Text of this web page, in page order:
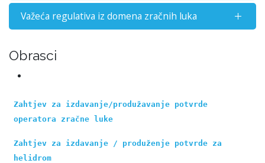
Važeća regulativa iz domena zračnih luka
Obrasci
Zahtjev za izdavanje/produžavanje potvrde
operatora zračne luke
Zahtjev za izdavanje / produženje potvrde za
helidrom